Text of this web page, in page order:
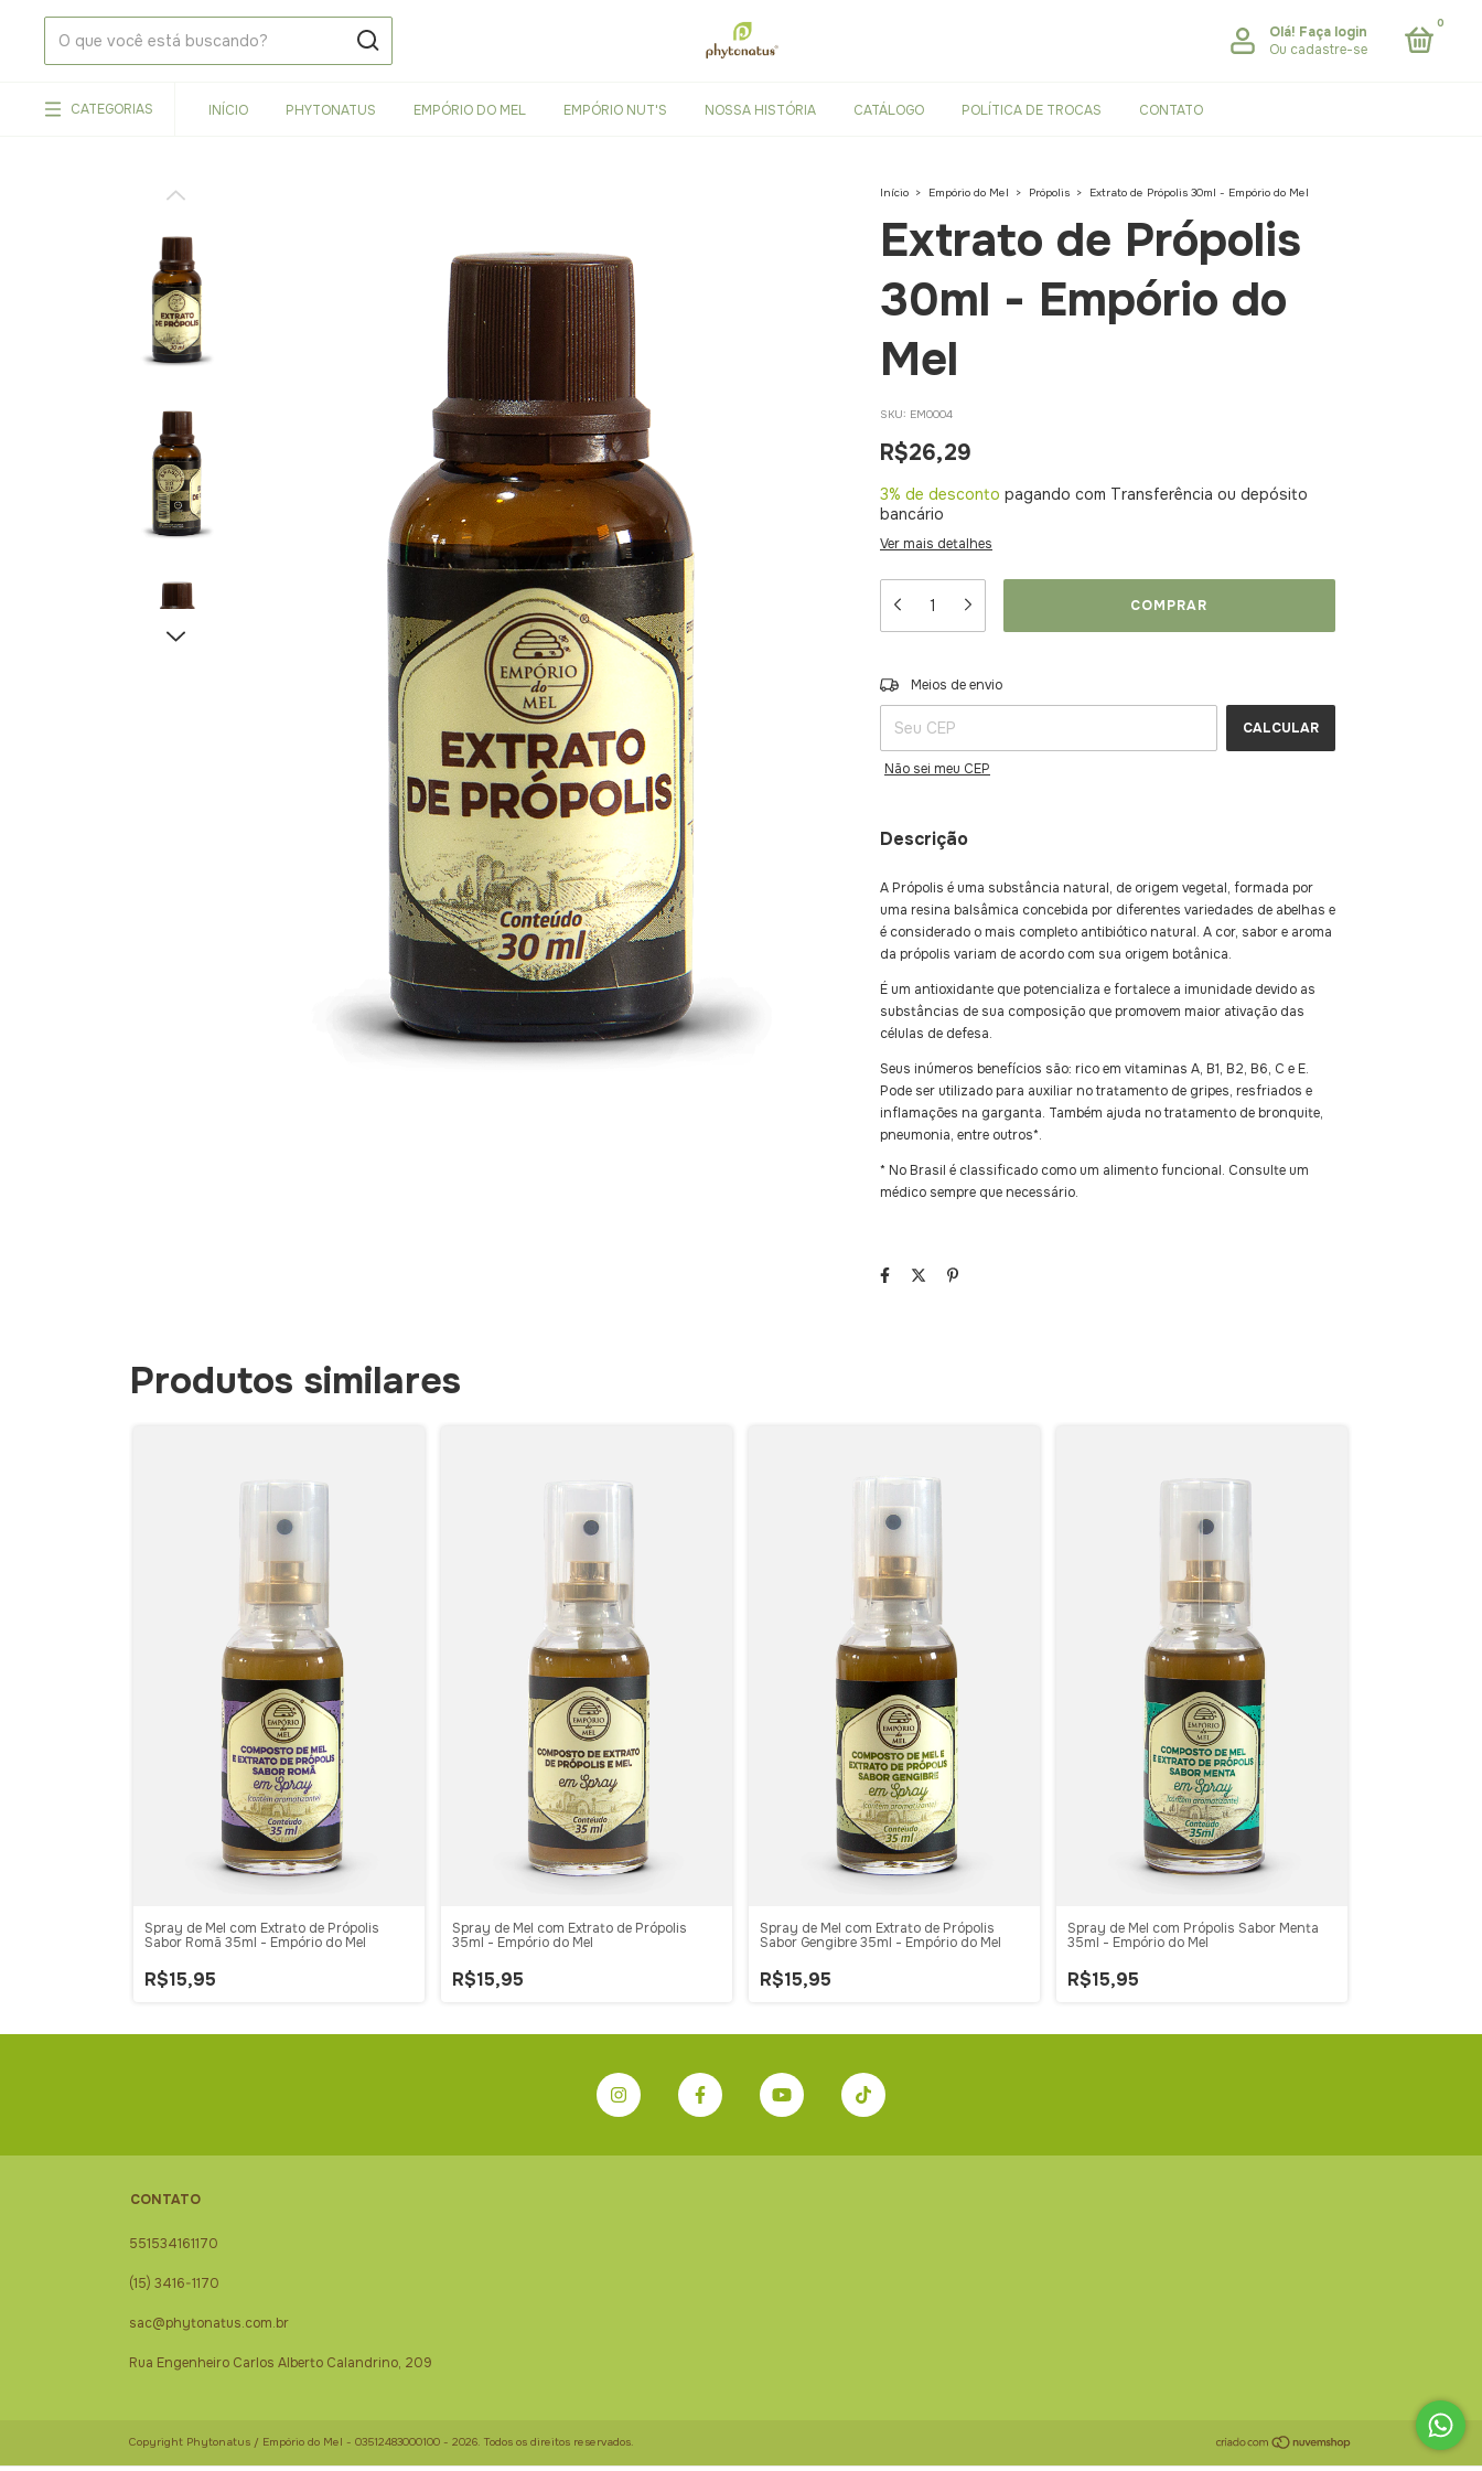
Olá! Faça login
Ou cadastre-se
0
CATEGORIAS INÍCIO PHYTONATUS EMPÓRIO DO MEL EMPÓRIO NUT'S NOSSA HISTÓRIA CATÁLOGO POLÍTICA DE TROCAS CONTATO
Início > Empório do Mel > Própolis > Extrato de Própolis 30ml - Empório do Mel
Extrato de Própolis
30ml - Empório do
Mel
SKU: EM0004
R$26,29
3% de desconto pagando com Transferência ou depósito
bancário
Ver mais detalhes
Entregas para o CEP:
Meios de envio
CALCULAR
Não sei meu CEP
Descrição
A Própolis é uma substância natural, de origem vegetal, formada por
uma resina balsâmica concebida por diferentes variedades de abelhas e
é considerado o mais completo antibiótico natural. A cor, sabor e aroma
da própolis variam de acordo com sua origem botânica.
É um antioxidante que potencializa e fortalece a imunidade devido as
substâncias de sua composição que promovem maior ativação das
células de defesa.
Seus inúmeros benefícios são: rico em vitaminas A, B1, B2, B6, C e E.
Pode ser utilizado para auxiliar no tratamento de gripes, resfriados e
inflamações na garganta. Também ajuda no tratamento de bronquite,
pneumonia, entre outros*.
* No Brasil é classificado como um alimento funcional. Consulte um
médico sempre que necessário.
Produtos similares
Spray de Mel com Extrato de Própolis
Sabor Romã 35ml - Empório do Mel
R$15,95
Spray de Mel com Extrato de Própolis
35ml - Empório do Mel
R$15,95
Spray de Mel com Extrato de Própolis
Sabor Gengibre 35ml - Empório do Mel
R$15,95
Spray de Mel com Própolis Sabor Menta
35ml - Empório do Mel
R$15,95
CONTATO
551534161170
(15) 3416-1170
sac@phytonatus.com.br
Rua Engenheiro Carlos Alberto Calandrino, 209
Copyright Phytonatus / Empório do Mel - 03512483000100 - 2026. Todos os direitos reservados.